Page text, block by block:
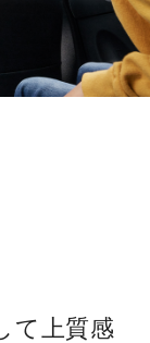
て上質感